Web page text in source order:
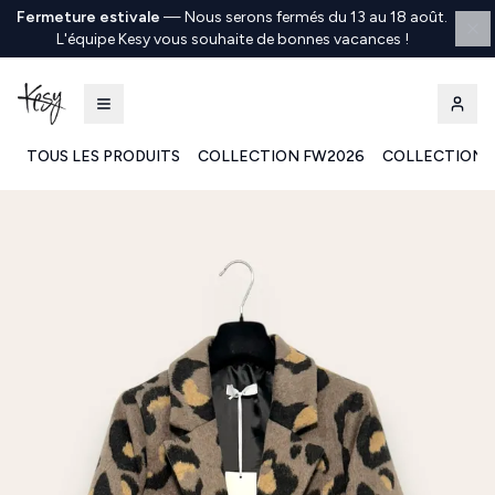
Fermeture estivale —Nous serons fermés du 13 au 18 août.
L'équipe Kesy vous souhaite de bonnes vacances !
TOUS LES PRODUITS COLLECTION FW2026 COLLECTION